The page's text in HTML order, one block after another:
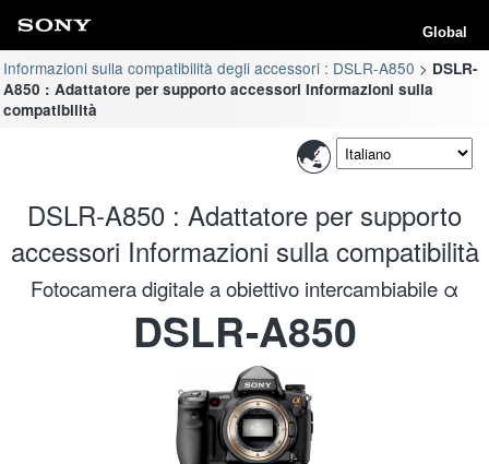
Global
Informazioni sulla compatibilità degli accessori : DSLR-A850
DSLR-
A850 : Adattatore per supporto accessori Informazioni sulla
compatibilità
DSLR-A850 : Adattatore per supporto
accessori Informazioni sulla compatibilità
Fotocamera digitale a obiettivo intercambiabile α
DSLR-A850